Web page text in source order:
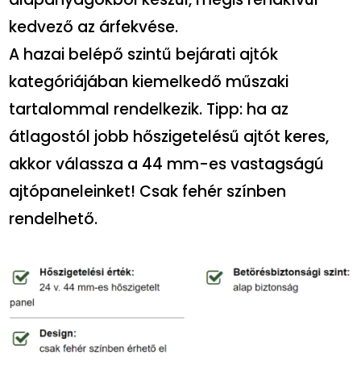
kedvező az árfekvése.
A hazai belépő szintű bejárati ajtók
kategóriájában kiemelkedő műszaki
tartalommal rendelkezik. Tipp: ha az
átlagostól jobb hőszigetelésű ajtót keres,
akkor válassza a 44 mm-es vastagságú
ajtópaneleinket! Csak fehér színben
rendelhető.